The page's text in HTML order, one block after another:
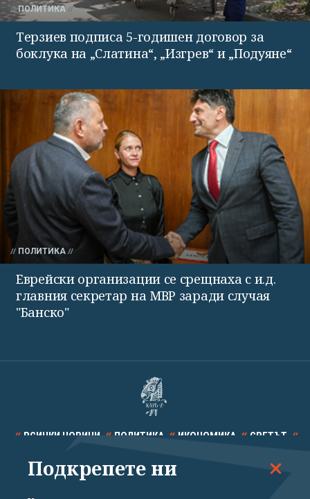
ПОЛИТИКА
Терзиев подписа 5-годишен договор за
боклука на „Слатина“, „Изгрев“ и „Подуяне“
ПОЛИТИКА
Еврейски организации се срещнаха с и.д.
главния секретар на МВР заради случая
"Банско"
ВСИЧКИ НОВИНИ ПОЛИТИКА ИКОНОМИКА СВЕТЪТ
СПОРТ КУЛТУРА ТЕХНОЛОГИИ КАЛЕЙДОСКОП
Подкрепете ни